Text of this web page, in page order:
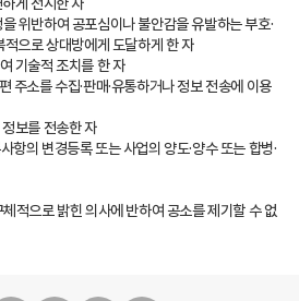
위반하여 공포심이나 불안감을 유발하는 부호·
적으로 상대방에게 도달하게 한 자
기술적 조치를 한 자
주소를 수집·판매·유통하거나 정보 전송에 이용
보를 전송한 자
의 변경등록 또는 사업의 양도·양수 또는 합병·
적으로 밝힌 의사에 반하여 공소를 제기할 수 없